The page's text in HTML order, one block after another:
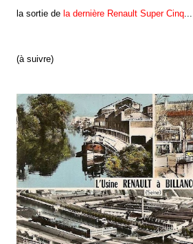
la sortie de la dernière Renault Super Cinq...
(à suivre)